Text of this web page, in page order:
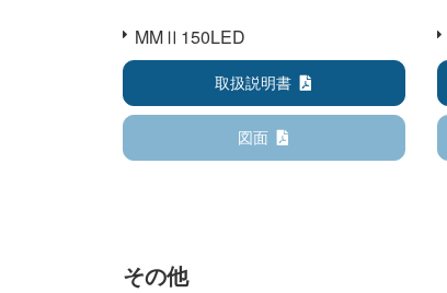
MMⅡ150LED
取扱説明書
図面
その他